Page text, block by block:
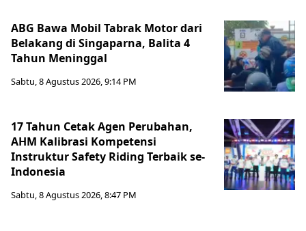
ABG Bawa Mobil Tabrak Motor dari
Belakang di Singaparna, Balita 4
Tahun Meninggal
Sabtu, 8 Agustus 2026, 9:14 PM
17 Tahun Cetak Agen Perubahan,
AHM Kalibrasi Kompetensi
Instruktur Safety Riding Terbaik se-
Indonesia
Sabtu, 8 Agustus 2026, 8:47 PM